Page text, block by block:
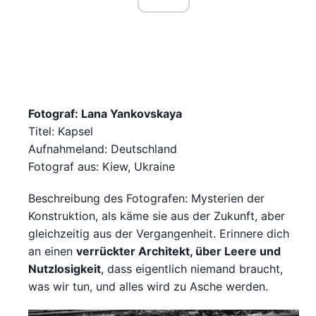
Fotograf: Lana Yankovskaya
Titel: Kapsel
Aufnahmeland: Deutschland
Fotograf aus: Kiew, Ukraine
Beschreibung des Fotografen: Mysterien der
Konstruktion, als käme sie aus der Zukunft, aber
gleichzeitig aus der Vergangenheit. Erinnere dich
an einen verrückter Architekt, über Leere und
Nutzlosigkeit, dass eigentlich niemand braucht,
was wir tun, und alles wird zu Asche werden.